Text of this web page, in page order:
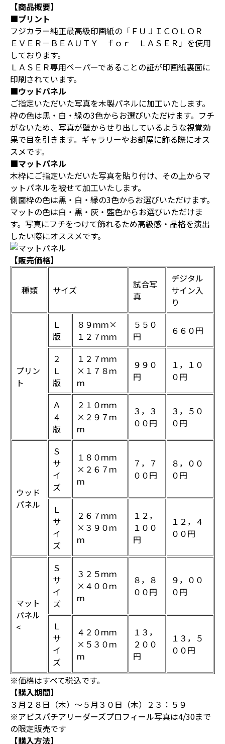
【商品概要】
■プリント
フジカラー純正最高級印画紙の「ＦＵＪＩＣＯＬＯＲ
ＥＶＥＲ－ＢＥＡＵＴＹ ｆｏｒ ＬＡＳＥＲ」を使用
しております。
ＬＡＳＥＲ専用ペーパーであることの証が印画紙裏面に
印刷されています。
■ウッドパネル
ご指定いただいた写真を木製パネルに加工いたします。
枠の色は黒・白・緑の3色からお選びいただけます。フチ
がないため、写真が壁からせり出しているような視覚効
果で目を引きます。ギャラリーやお部屋に飾る際にオス
スメです。
■マットパネル
木枠にご指定いただいた写真を貼り付け、その上からマ
ットパネルを被せて加工いたします。
側面枠の色は黒・白・緑の3色からお選びいただけます。
マットの色は白・黒・灰・藍色からお選びいただけま
す。写真にフチをつけて飾れるため高級感・品格を演出
したい際にオススメです。
【販売価格】
種類 サイズ
試合写
真
デジタル
サイン入
り
プリン
ト
Ｌ
版
８９ｍｍ×
１２７ｍｍ
５５０
円
６６０円
２
Ｌ
版
１２７ｍｍ
×１７８ｍ
ｍ
９９０
円
１，１０
０円
Ａ
４
版
２１０ｍｍ
×２９７ｍ
ｍ
３，３
００円
３，５０
０円
ウッド
パネル
Ｓ
サ
イ
ズ
１８０ｍｍ
×２６７ｍ
ｍ
７，７
００円
８，００
０円
Ｌ
サ
イ
ズ
２６７ｍｍ
×３９０ｍ
ｍ
１２，
１００
円
１２，４
００円
マット
パネル
<
Ｓ
サ
イ
ズ
３２５ｍｍ
×４００ｍ
ｍ
８，８
００円
９，００
０円
Ｌ
サ
イ
ズ
４２０ｍｍ
×５３０ｍ
ｍ
１３，
２００
円
１３，５
００円
※価格はすべて税込です。
【購入期間】
３月２８日（木）～５月３０日（木）２３：５９
※アビスパチアリーダーズプロフィール写真は4/30まで
の限定販売です
【購入方法】